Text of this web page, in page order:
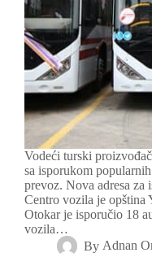
Vodeći turski
sa isporukom
prevoz. Nova adresa
Centro vozila je opština
Otokar je isporučio 18
vozila…
By Adnan